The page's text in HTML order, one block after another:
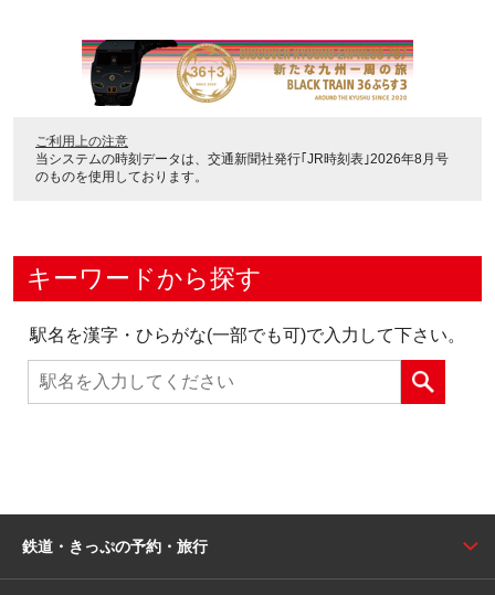
ご利用上の注意
当システムの時刻データは、 交通新聞社発行｢JR時刻表｣2026年8月号
のものを使用しております。
キーワードから探す
駅名を漢字・ひらがな(一部でも可)で入力して下さい。
鉄道・きっぷの予約・旅行